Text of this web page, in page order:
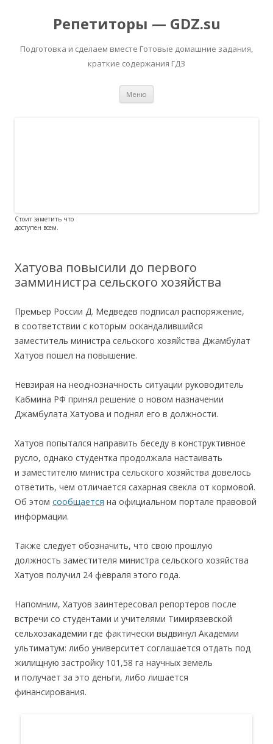
Репетиторы — GDZ.su
Подготовка и сделаем вместе Готовые домашние задания,
краткие содержания ГДЗ
Меню
Стоит заметить что
доступен всем.
Хатуова повысили до первого
замминистра сельского хозяйства
Премьер России Д. Медведев подписал распоряжение,
в соответствии с которым оскандалившийся
заместитель министра сельского хозяйства Джамбулат
Хатуов пошел на повышение.
Невзирая на неоднозначность ситуации руководитель
Кабмина РФ принял решение о новом назначении
Джамбулата Хатуова и поднял его в должности.
Хатуов попытался направить беседу в конструктивное
русло, однако студентка продолжала настаивать
и заместителю министра сельского хозяйства довелось
ответить, чем отличается сахарная свекла от кормовой.
Об этом сообщается на официальном портале правовой
информации.
Также следует обозначить, что свою прошлую
должность заместителя министра сельского хозяйства
Хатуов получил 24 февраля этого года.
Напомним, Хатуов заинтересовал репортеров после
встречи со студентами и учителями Тимирязевской
сельхозакадемии где фактически выдвинул Академии
ультиматум: либо университет соглашается отдать под
жилищную застройку 101,58 га научных земель
и получает за это деньги, либо лишается
финансирования.